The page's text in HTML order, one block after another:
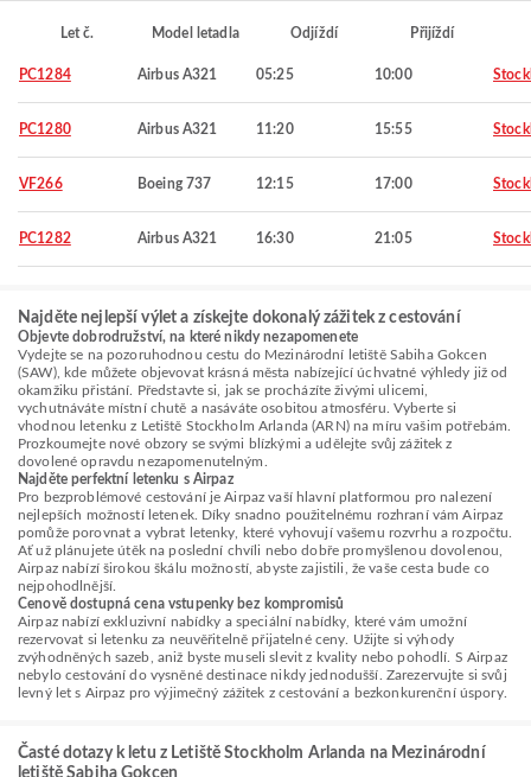
Let č. Model letadla Odjíždí Přijíždí
PC1284 Airbus A321 05:25 10:00
PC1280 Airbus A321 11:20 15:55
VF266 Boeing 737 12:15 17:00
PC1282 Airbus A321 16:30 21:05
Najděte nejlepší výlet a získejte dokonalý zážitek z cestování
Objevte dobrodružství, na které nikdy nezapomenete
Vydejte se na pozoruhodnou cestu do Mezinárodní letiště Sabiha Gokcen
(SAW), kde můžete objevovat krásná města nabízející úchvatné výhledy již od
okamžiku přistání. Představte si, jak se procházíte živými ulicemi,
vychutnáváte místní chutě a nasáváte osobitou atmosféru. Vyberte si
vhodnou letenku z Letiště Stockholm Arlanda (ARN) na míru vašim potřebám.
Prozkoumejte nové obzory se svými blízkými a udělejte svůj zážitek z
dovolené opravdu nezapomenutelným.
Najděte perfektní letenku s Airpaz
Pro bezproblémové cestování je Airpaz vaší hlavní platformou pro nalezení
nejlepších možností letenek. Díky snadno použitelnému rozhraní vám Airpaz
pomůže porovnat a vybrat letenky, které vyhovují vašemu rozvrhu a rozpočtu.
Ať už plánujete útěk na poslední chvíli nebo dobře promyšlenou dovolenou,
Airpaz nabízí širokou škálu možností, abyste zajistili, že vaše cesta bude co
nejpohodlnější.
Cenově dostupná cena vstupenky bez kompromisů
Airpaz nabízí exkluzivní nabídky a speciální nabídky, které vám umožní
rezervovat si letenku za neuvěřitelně přijatelné ceny. Užijte si výhody
zvýhodněných sazeb, aniž byste museli slevit z kvality nebo pohodlí. S Airpaz
nebylo cestování do vysněné destinace nikdy jednodušší. Zarezervujte si svůj
levný let s Airpaz pro výjimečný zážitek z cestování a bezkonkurenční úspory.
Časté dotazy k letu z Letiště Stockholm Arlanda na Mezinárodní
letiště Sabiha Gokcen